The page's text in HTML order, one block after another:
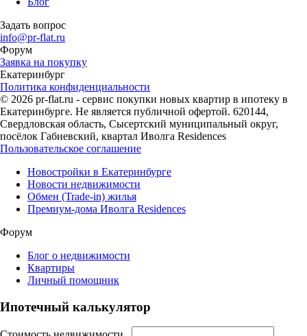
Задать вопрос
info@pr-flat.ru
Форум
Заявка на покупку
Екатеринбург
Политика конфиденциальности
© 2026 pr-flat.ru - сервис покупки новых квартир в ипотеку в
Екатеринбурге. Не является публичной офертой. 620144,
Свердловская область, Сысертский муниципальный округ,
посёлок Габиевский, квартал Иволга Residences
Пользовательское соглашение
Новостройки в Екатеринбурге
Новости недвижимости
Обмен (Trade-in) жилья
Премиум-дома Иволга Residences
Форум
Блог о недвижимости
Квартиры
Личный помощник
Ипотечный калькулятор